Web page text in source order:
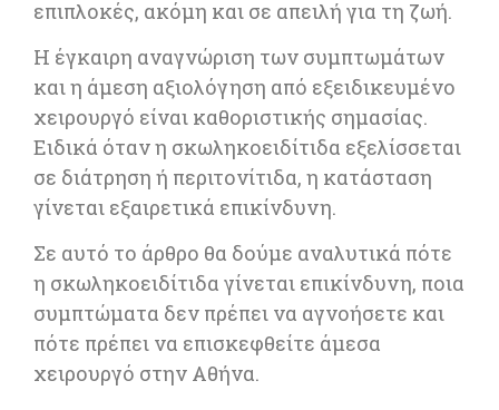
επιπλοκές, ακόμη και σε απειλή για τη ζωή.
Η έγκαιρη αναγνώριση των συμπτωμάτων
και η άμεση αξιολόγηση από εξειδικευμένο
χειρουργό είναι καθοριστικής σημασίας.
Ειδικά όταν η σκωληκοειδίτιδα εξελίσσεται
σε διάτρηση ή περιτονίτιδα, η κατάσταση
γίνεται εξαιρετικά επικίνδυνη.
Σε αυτό το άρθρο θα δούμε αναλυτικά πότε
η σκωληκοειδίτιδα γίνεται επικίνδυνη, ποια
συμπτώματα δεν πρέπει να αγνοήσετε και
πότε πρέπει να επισκεφθείτε άμεσα
χειρουργό στην Αθήνα.